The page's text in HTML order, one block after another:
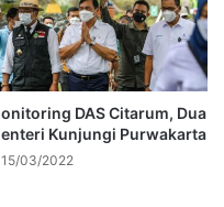
DAS Citarum, Dua
Kunjungi Purwakarta
15/03/2022